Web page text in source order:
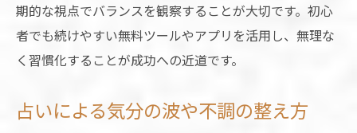
期的な視点でバランスを観察することが大切です。初心
者でも続けやすい無料ツールやアプリを活用し、無理な
く習慣化することが成功への近道です。
占いによる気分の波や不調の整え方